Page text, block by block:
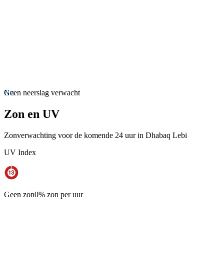
Nu
Geen neerslag verwacht
Zon en UV
Zonverwachting voor de komende 24 uur in Dhabaq Lebi
UV Index
Geen zon0% zon per uur